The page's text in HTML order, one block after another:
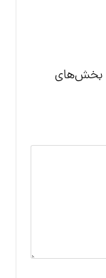
بخش‌های